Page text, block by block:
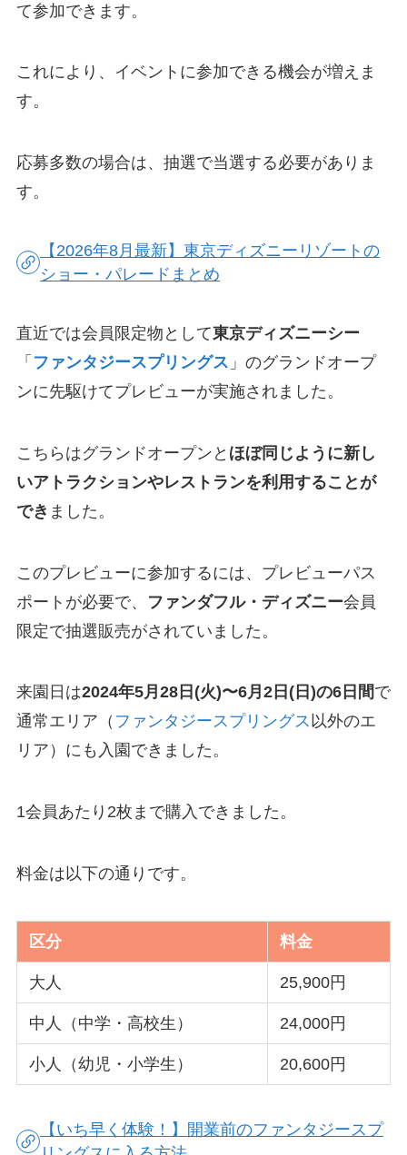
て参加できます。
これにより、イベントに参加できる機会が増えま
す。
応募多数の場合は、抽選で当選する必要がありま
す。
【2026年8月最新】東京ディズニーリゾートの
ショー・パレードまとめ
直近では会員限定物として東京ディズニーシー
「 ファンタジースプリングス 」のグランドオープ
ンに先駆けてプレビューが実施されました。
こちらはグランドオープンと ほぼ同じように新し
いアトラクションやレストランを利用することが
でき ました。
このプレビューに参加するには、プレビューパス
ポートが必要で、
ファンダフル・ディズニー会員
限定で抽選販売がされていました。
来園日は2024年5月28日(火)〜6月2日(日)の6日間で
通常エリア（ ファンタジースプリングス 以外のエ
リア）にも入園できました。
1会員あたり2枚まで購入できました。
料金は以下の通りです。
区分 料金
大人 25,900円
中人（中学・高校生） 24,000円
小人（幼児・小学生） 20,600円
【いち早く体験！】開業前のファンタジースプ